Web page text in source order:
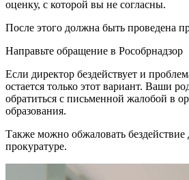
оценку, с которой вы не согласны.
После этого должна быть проведена
Направьте обращение в Рособрнадзор
Если директор бездействует и
остается только этот вариант. Ваши
обратиться с письменной жалобой в
образования.
Также можно обжаловать бездействие
прокуратуре.